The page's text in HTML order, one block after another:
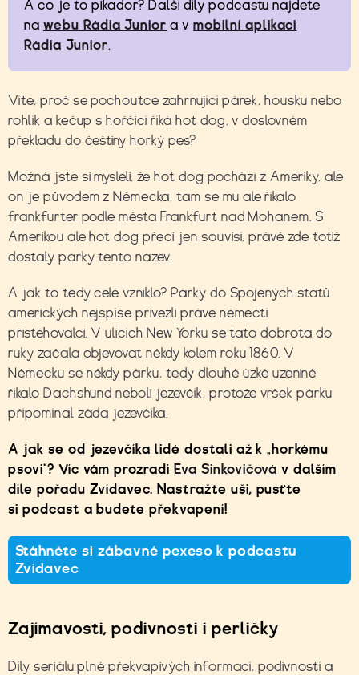
A co je to pikador? Další díly podcastu najdete
na webu Rádia Junior a vmobilní aplikaci
Rádia Junior.
Víte, proč se pochoutce zahrnující párek, housku nebo
rohlík a kečup s hořčicí říká hot dog, v doslovném
překladu do češtiny horký pes?
Možná jste si mysleli, že hot dog pochází z Ameriky, ale
on je původem z Německa, tam se mu ale říkalo
frankfurter podle města Frankfurt nad Mohanem. S
Amerikou ale hot dog přeci jen souvisí, právě zde totiž
dostaly párky tento název.
A jak to tedy celé vzniklo? Párky do Spojených států
amerických nejspíše přivezli právě němečtí
přistěhovalci. V ulicích New Yorku se tato dobrota do
ruky začala objevovat někdy kolem roku 1860. V
Německu se někdy párku, tedy dlouhé úzké uzenině
říkalo Dachshund neboli jezevčík, protože vršek párku
přípomínal záda jezevčíka.
A jak se od jezevčíka lidé dostali až k „horkému
psovi“? Víc vám prozradíEva Sinkovičová v dalším
díle pořadu Zvídavec. Nastražte uši, pusťte
si podcast a budete překvapení!
Stáhněte si zábavné pexeso k podcastu
Zvídavec
Zajímavosti, podivnosti i perličky
Díly seriálu plné překvapivých informací, podivností a